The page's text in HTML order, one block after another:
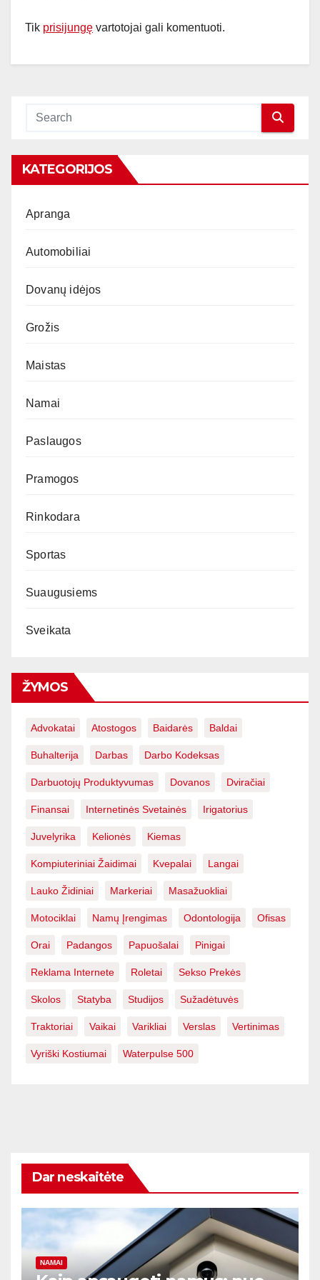
Tik prisijungę vartotojai gali komentuoti.
KATEGORIJOS
Apranga
Automobiliai
Dovanų idėjos
Grožis
Maistas
Namai
Paslaugos
Pramogos
Rinkodara
Sportas
Suaugusiems
Sveikata
ŽYMOS
Advokatai Atostogos Baidarės Baldai
Buhalterija Darbas Darbo Kodeksas
Darbuotojų Produktyvumas Dovanos Dviračiai
Finansai Internetinės Svetainės Irigatorius
Juvelyrika Kelionės Kiemas
Kompiuteriniai Žaidimai Kvepalai Langai
Lauko Židiniai Markeriai Masažuokliai
Motociklai Namų Įrengimas Odontologija Ofisas
Orai Padangos Papuošalai Pinigai
Reklama Internete Roletai Sekso Prekės
Skolos Statyba Studijos Sužadėtuvės
Traktoriai Vaikai Varikliai Verslas Vertinimas
Vyriški Kostiumai Waterpulse 500
Dar neskaitėte
NAMAI